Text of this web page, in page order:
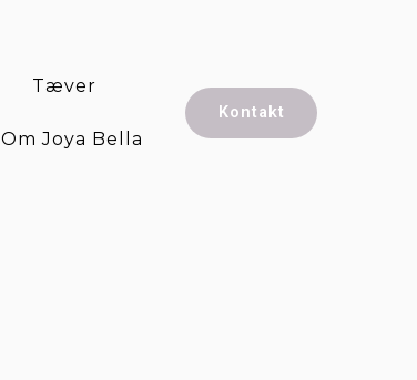
Tæver
Om Joya Bella
Kontakt